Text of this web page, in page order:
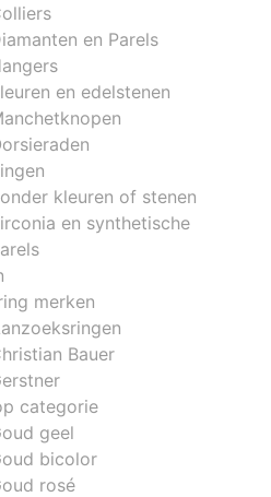
en Parels
en edelstenen
kleuren of stenen
en synthetische
merken
Bauer
categorie
geel
bicolor
rosé